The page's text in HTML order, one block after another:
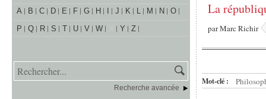
A B C D E F G H J K L M N
O
P
Q R S T U V W Y Z
Recherche avancée
La
parMarc Richir
Mot-clé :